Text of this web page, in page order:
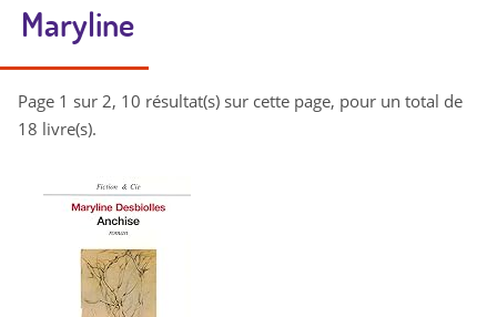
Maryline
Page 1 sur 2, 10 résultat(s) sur cette page, pour un total de
18 livre(s).